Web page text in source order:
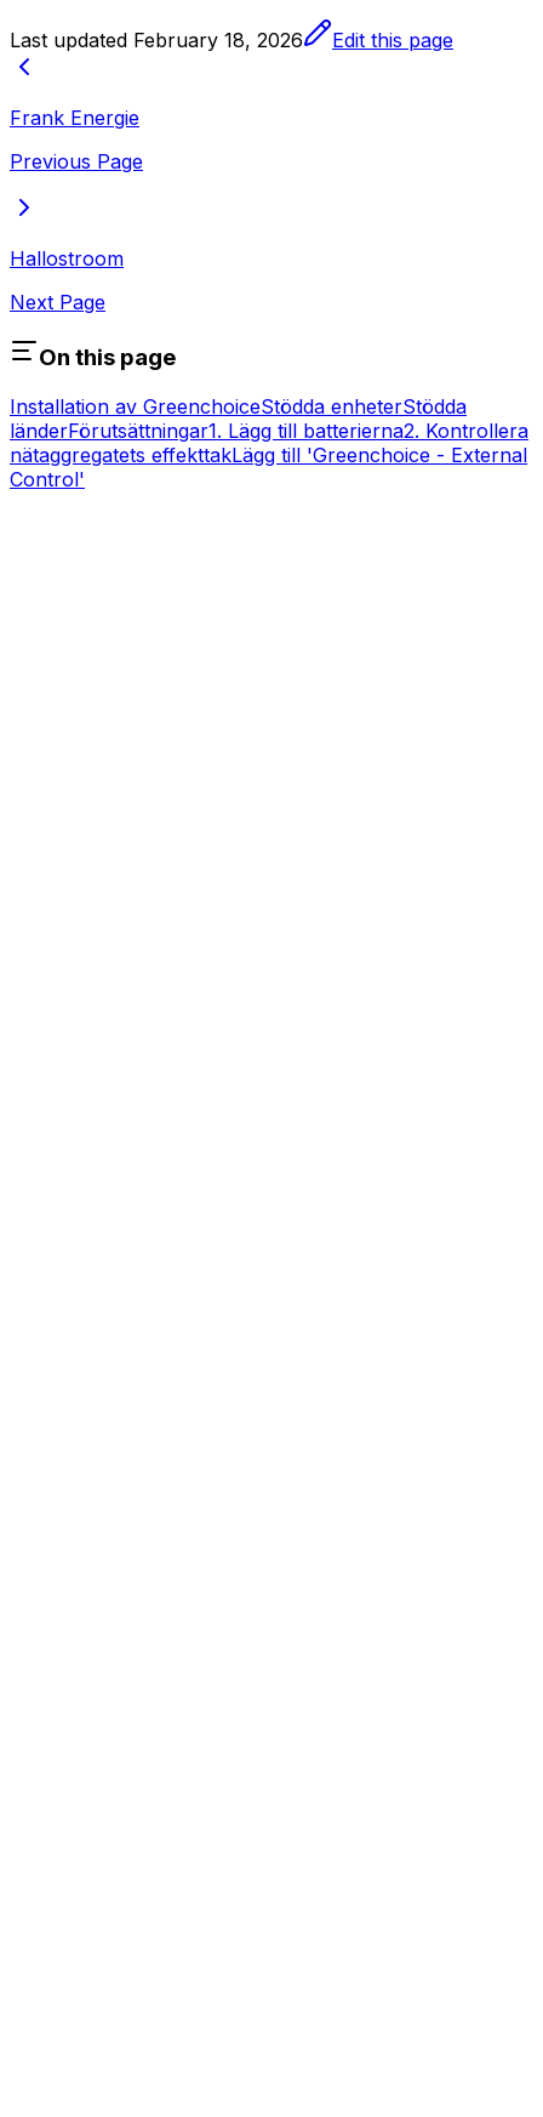
Last updated February 18, 2026 Edit this page
Frank Energie
Previous Page
Hallostroom
Next Page
On this page
Installation av GreenchoiceStödda enheterStödda
länderFörutsättningar1. Lägg till batterierna2. Kontrollera
nätaggregatets effekttakLägg till 'Greenchoice - External
Control'